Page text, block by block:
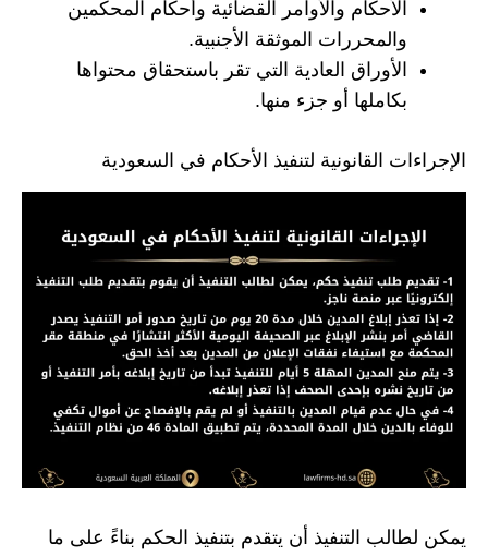
الأحكام والأوامر القضائية وأحكام المحكمين
والمحررات الموثقة الأجنبية.
الأوراق العادية التي تقر باستحقاق محتواها
بكاملها أو جزء منها.
الإجراءات القانونية لتنفيذ الأحكام في السعودية
يمكن لطالب التنفيذ أن يتقدم بتنفيذ الحكم بناءً على ما